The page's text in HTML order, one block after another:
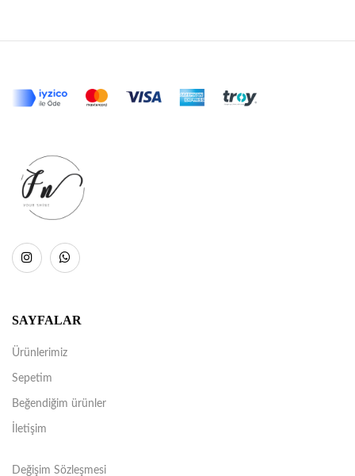
SAYFALAR
Ürünlerimiz
Sepetim
Beğendiğim ürünler
İletişim
Değişim Sözleşmesi